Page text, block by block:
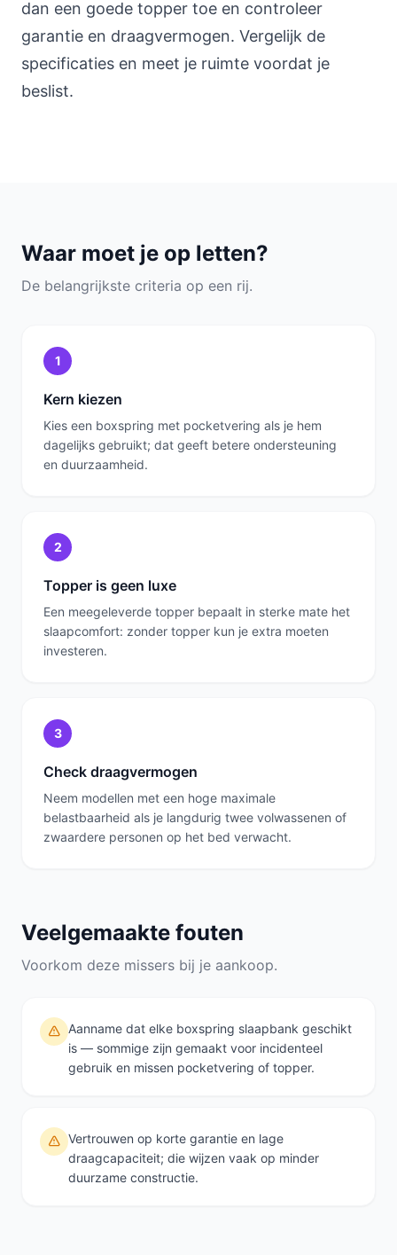
dan een goede topper toe en controleer
garantie en draagvermogen. Vergelijk de
specificaties en meet je ruimte voordat je
beslist.
Waar moet je op letten?
De belangrijkste criteria op een rij.
1
Kern kiezen
Kies een boxspring met pocketvering als je hem
dagelijks gebruikt; dat geeft betere ondersteuning
en duurzaamheid.
2
Topper is geen luxe
Een meegeleverde topper bepaalt in sterke mate het
slaapcomfort: zonder topper kun je extra moeten
investeren.
3
Check draagvermogen
Neem modellen met een hoge maximale
belastbaarheid als je langdurig twee volwassenen of
zwaardere personen op het bed verwacht.
Veelgemaakte fouten
Voorkom deze missers bij je aankoop.
Aanname dat elke boxspring slaapbank geschikt
is — sommige zijn gemaakt voor incidenteel
gebruik en missen pocketvering of topper.
Vertrouwen op korte garantie en lage
draagcapaciteit; die wijzen vaak op minder
duurzame constructie.